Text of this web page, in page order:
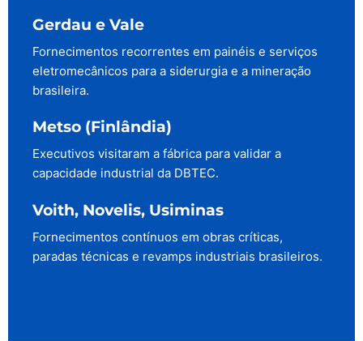
Gerdau e Vale
Fornecimentos recorrentes em painéis e serviços
eletromecânicos para a siderurgia e a mineração
brasileira.
Metso (Finlândia)
Executivos visitaram a fábrica para validar a
capacidade industrial da DBTEC.
Voith, Novelis, Usiminas
Fornecimentos contínuos em obras críticas,
paradas técnicas e revamps industriais brasileiros.